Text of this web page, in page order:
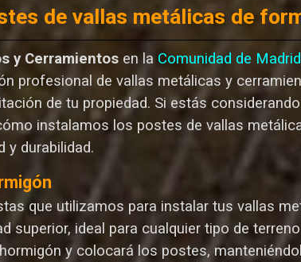
de vallas metálicas de
y Cerramientos en la Comunidad de Madrid
profesional de vallas metálicas y
de tu propiedad. Si estás
instalamos los postes de vallas
y durabilidad.
que utilizamos para instalar tus vallas
superior, ideal para cualquier tipo de
y colocará los postes,